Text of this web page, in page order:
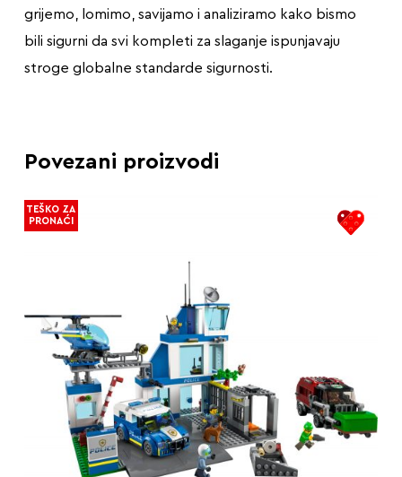
grijemo, lomimo, savijamo i analiziramo kako bismo
bili sigurni da svi kompleti za slaganje ispunjavaju
stroge globalne standarde sigurnosti.
Povezani proizvodi
TEŠKO ZA
PRONAĆI